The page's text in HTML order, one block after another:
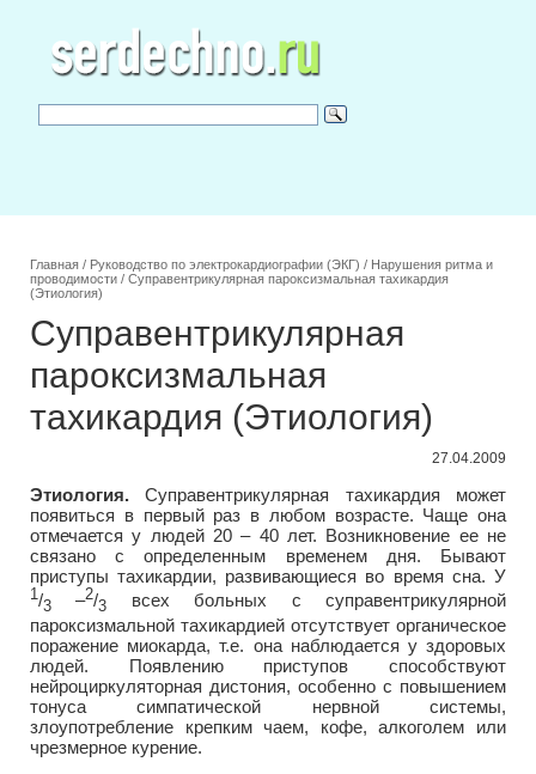
Главная / Руководство по электрокардиографии (ЭКГ) / Нарушения ритма и
проводимости / Суправентрикулярная пароксизмальная тахикардия
(Этиология)
Суправентрикулярная
пароксизмальная
тахикардия (Этиология)
27.04.2009
Этиология. Суправентрикулярная тахикардия может
появиться в первый раз в любом возрасте. Чаще она
отмечается у людей 20 – 40 лет. Возникновение ее не
связано с определенным временем дня. Бывают
приступы тахикардии, развивающиеся во время сна. У
1/3–2/3
всех больных с суправентрикулярной
пароксизмальной тахикардией отсутствует органическое
поражение миокарда, т.е. она наблюдается у здоровых
людей. Появлению приступов способствуют
нейроциркуляторная дистония, особенно с повышением
тонуса симпатической нервной системы,
злоупотребление крепким чаем, кофе, алкоголем или
чрезмерное курение.